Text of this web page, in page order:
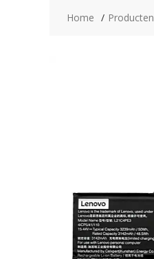
Home Producten